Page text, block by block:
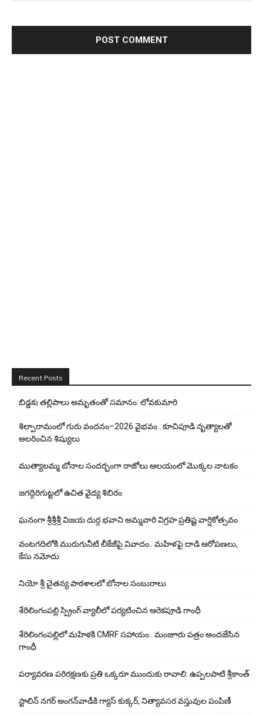
Recent Posts
బిడ్డ‌కు త‌ల్లిపాలు అమృతంతో స‌మానం: లోవ‌కుమారి
శిల్పారామంలో గురు వందనం–2026 వైభవం.. కూచిపూడి నృత్యాలతో
అలరించిన శిష్యులు
ముత్యాలమ్మ బోనాల సందర్భంగా రాజోలు ఆలయంలో మొక్కల నాటకం
జగద్గిరిగుట్టలో ఉచిత వైద్య శిబిరం
ఘనంగా శ్రీశ్రీశ్రీ విజయ దుర్గ భవాని అమ్మవారి విగ్రహ ప్రతిష్ట వార్షికోత్సవం
వంటగదిలోకి మురుగునీటి లీకేజీపై వివాదం.. మహిళపై దాడి ఆరోపణలు,
కేసు నమోదు
నియో శ్రీ చైతన్య పాఠశాలలో బోనాల సంబురాలు
శేరిలింగంపల్లి స్ప్రింగ్ వ్యాలీలో పర్యటించిన ఆరెకపూడి గాంధీ
శేరిలింగంపల్లిలో మ‌హిళ‌కి CMRF స‌హాయం.. మంజూరు పత్రం అందజేసిన
గాంధీ
పర్యావరణ పరిరక్షణకు ప్రతి ఒక్కరూ ముందుకు రావాలి: ఉప్పలపాటి శ్రీకాంత్
స్టాలిన్ నగర్ అంగన్‌వాడీకి గ్యాస్ కుక్కర్, నిత్యావసర వస్తువుల పంపిణీ